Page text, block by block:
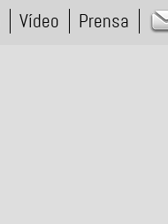
Prensa
Vídeo